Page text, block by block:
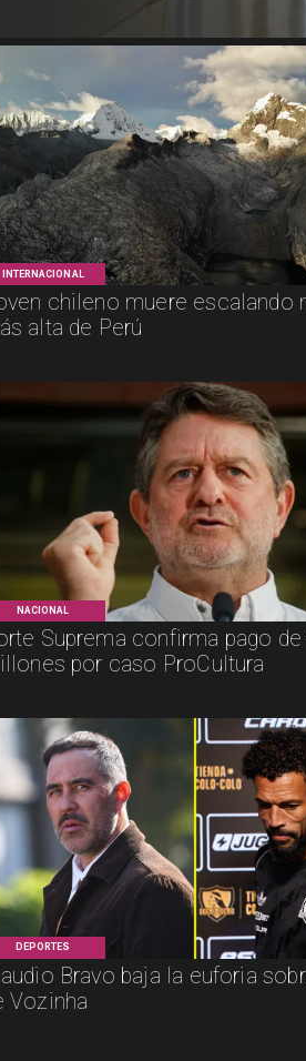
INTERNACIONAL
chileno muere escalando
alta de Perú
NACIONAL
Suprema confirma pago
por caso ProCultura
DEPORTES
Bravo baja la euforia
Vozinha